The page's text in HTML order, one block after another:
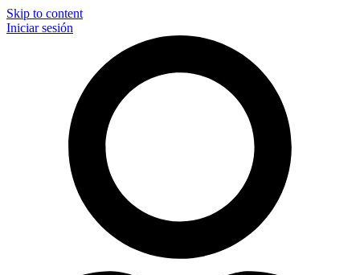
Skip to content
Iniciar sesión